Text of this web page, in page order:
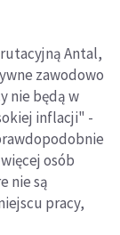
Antal,
zawodowo
nie będą w
inflacji" -
osób
nie są
pracy,